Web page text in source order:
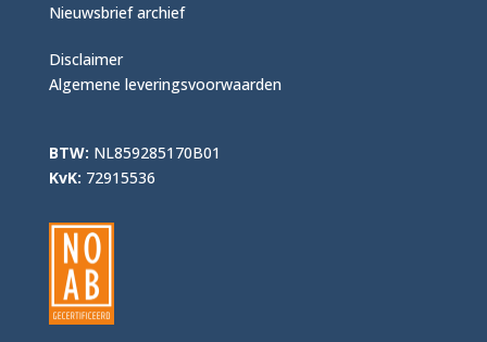
Nieuwsbrief archief
Disclaimer
Algemene leveringsvoorwaarden
BTW: NL859285170B01
KvK: 72915536